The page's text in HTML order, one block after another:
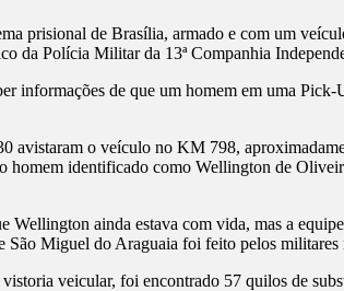
prisional de Brasília, armado e com um
da Polícia Militar da 13ª Companhia
informações de que um homem em uma
avistaram o veículo no KM 798,
identificado como Wellington de
ainda estava com vida, mas a
São Miguel do Araguaia foi feito pelos militares
veicular, foi encontrado 57 quilos de